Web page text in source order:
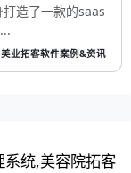
造了一款的saas
美业拓客软件案例&资讯
统,美容院拓客